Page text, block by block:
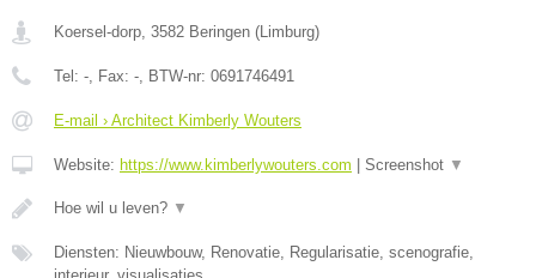
Koersel-dorp, 3582 Beringen (Limburg)
Tel: -, Fax: -, BTW-nr: 0691746491
E-mail › Architect Kimberly Wouters
Website: https://www.kimberlywouters.com Screenshot ▼
Hoe wil u leven? ▼
Diensten: Nieuwbouw, Renovatie, Regularisatie, scenografie,